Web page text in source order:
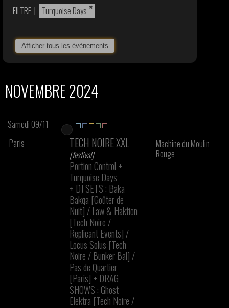
FILTRE | ×
Turquoise Days
Afficher tous les évènements
NOVEMBRE 2024
Samedi 09/11
Paris
TECH NOIRE XXL
[festival]
Portion Control +
Turquoise Days
+ DJ SETS : Baka
Bakqa [Goûter de
Nuit] / Law & Haktion
[Tech Noire /
Replicant Events] /
Locus Solus [Tech
Noire / Bunker Bal] /
Pas de Quartier
[Paris] + DRAG
SHOWS : Ghost
Elektra [Tech Noire /
Machine du Moulin
Rouge